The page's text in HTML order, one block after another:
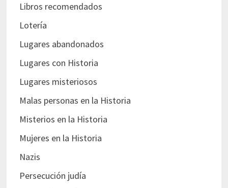
Libros recomendados
Lotería
Lugares abandonados
Lugares con Historia
Lugares misteriosos
Malas personas en la Historia
Misterios en la Historia
Mujeres en la Historia
Nazis
Persecución judía